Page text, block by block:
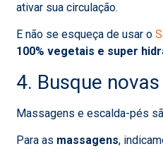
ativar sua circulação.
E não se esqueça de usar o
100% vegetais e super
4. Busque
Massagens e escalda-pés
Para as massagens,